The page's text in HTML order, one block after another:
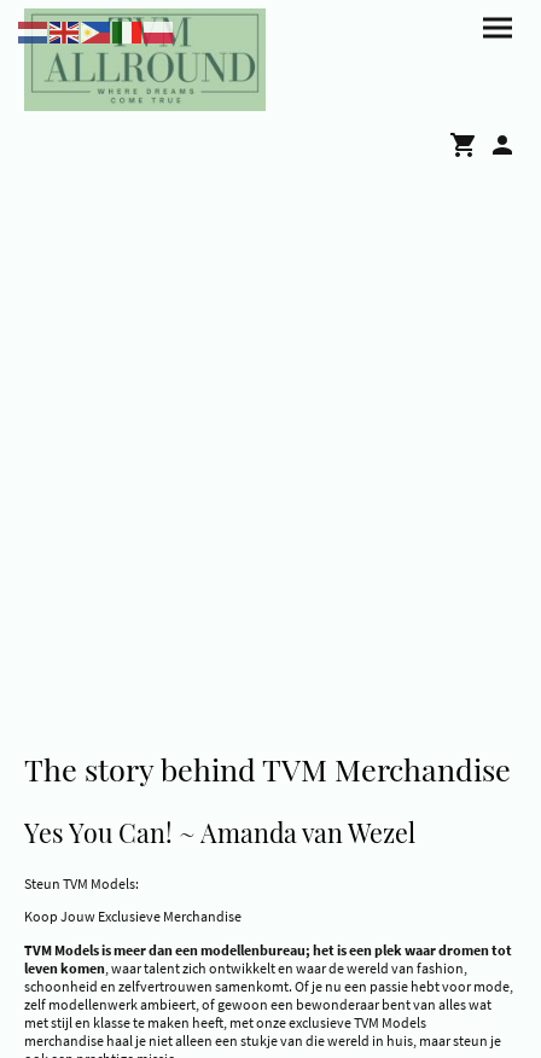
The story behind TVM Merchandise
Yes You Can! ~ Amanda van Wezel
Steun TVM Models:
Koop Jouw Exclusieve Merchandise
TVM Models is meer dan een modellenbureau; het is een plek waar dromen tot
leven komen , waar talent zich ontwikkelt en waar de wereld van fashion,
schoonheid en zelfvertrouwen samenkomt. Of je nu een passie hebt voor mode,
zelf modellenwerk ambieert, of gewoon een bewonderaar bent van alles wat
met stijl en klasse te maken heeft, met onze exclusieve TVM Models
merchandise haal je niet alleen een stukje van die wereld in huis, maar steun je